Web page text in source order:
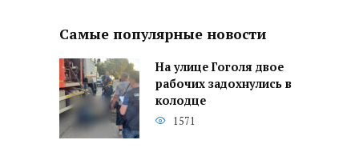
Самые популярные новости
На улице Гоголя двое
рабочих задохнулись в
колодце
1571